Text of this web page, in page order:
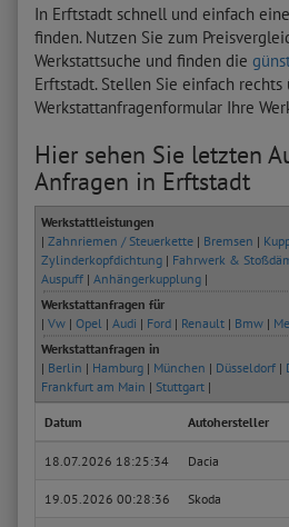
In Erftstadt schnell und einfach
finden. Nutzen Sie zum
Werkstattsuche und finden die
Erftstadt. Stellen Sie einfach rechts
Werkstattanfragenformular Ihre
Hier sehen Sie letzten
Anfragen in Erftstadt
Werkstattleistungen
| Zahnriemen / Steuerkette | Bremsen |
Zylinderkopfdichtung | Fahrwerk &
Auspuff | Anhängerkupplung |
Werkstattanfragen für
| Vw | Opel | Audi | Ford | Renault | Bmw |
Werkstattanfragen in
| Berlin | Hamburg | München | Düsseldorf |
Frankfurt am Main | Stuttgart |
Datum Autohersteller
18.07.2026 18:25:34 Dacia
19.05.2026 00:28:36 Skoda